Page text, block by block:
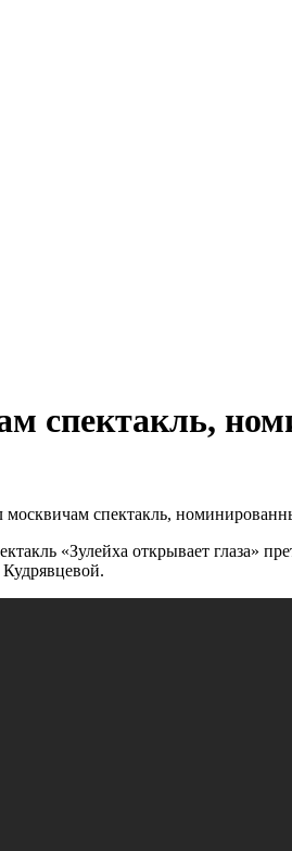
спектакль,
спектакль,
«Зулейха открывает глаза»